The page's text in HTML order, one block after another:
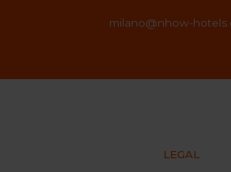
milano@nhow-
LEGAL